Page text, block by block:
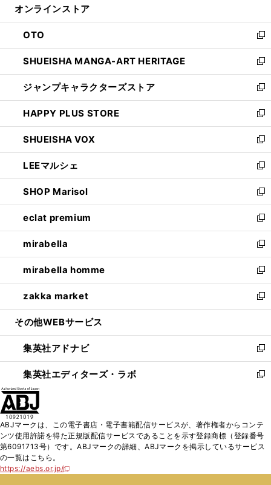
ウ
で
開
く
ン
ド
ウ
で
開
く
オンラインストア
OTO
新
し
い
ウ
ィ
ン
ド
ウ
で
開
く
SHUEISHA MANGA-ART HERITAGE
新
し
い
ウ
ィ
ン
ド
ウ
で
開
く
ジャンプキャラクターズストア
新
し
い
ウ
ィ
ン
ド
ウ
で
開
く
HAPPY PLUS STORE
新
し
い
ウ
ィ
ン
ド
ウ
で
開
く
SHUEISHA VOX
新
し
い
ウ
ィ
ン
ド
ウ
で
開
く
LEEマルシェ
新
し
い
ウ
ィ
ン
ド
ウ
で
開
く
SHOP Marisol
新
し
い
ウ
ィ
ン
ド
ウ
で
開
eclat premium
新
し
い
ウ
ィ
ン
ド
ウ
開
く
mirabella
新
し
い
ウ
ィ
ン
ウ
で
開
く
mirabella homme
新
し
い
ウ
ン
ド
ウ
で
zakka market
新
し
ウ
ィ
ン
ド
く
その他WEBサービス
集英社アドナビ
新
し
い
ド
ウ
で
集英社エディターズ・ラボ
新
ィ
ン
ド
ABJマークは、この電子書店・電子書籍配信サービスが、著作権者からコンテ
ンツ使用許諾を得た正規版配信サービスであることを示す登録商標（登録番号
第6091713号）です。ABJマークの詳細、ABJマークを掲示しているサービス
の一覧はこちら。
https://aebs.or.jp/
新